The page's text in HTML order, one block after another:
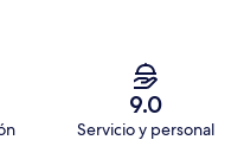
9.0
Servicio y personal